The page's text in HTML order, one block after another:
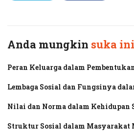
Anda mungkin suka ini
Peran Keluarga dalam
Lembaga Sosial dan Fungsinya
Nilai dan Norma dalam Kehidupan
Struktur Sosial dalam Masyarakat